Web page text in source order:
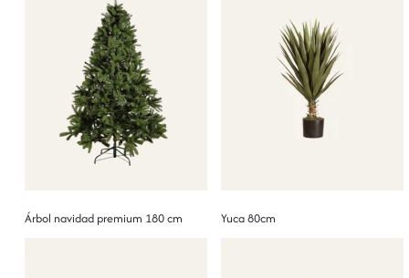
Árbol navidad premium 180 cm Yuca 80cm